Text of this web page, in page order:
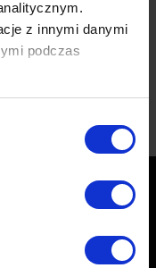
z innymi danymi
podczas